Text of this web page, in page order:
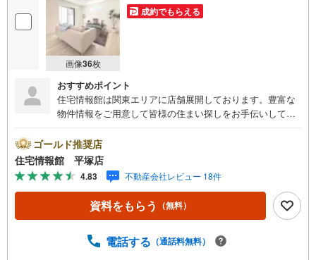
画像36枚
成約でもらえる
おすすめポイント
住宅情報館は関東エリアに店舗展開しております。豊富な
物件情報をご用意して皆様の住まい探しをお手伝いしてお
さい。【営業時間 10:00～19:00 火曜・水曜（祝日の場
合は営業いたします）】「資料請求」「内覧」のお問い合
わせは上記時間内ですとスムーズにご対応が可能です。ス
タッフ一同お客様のお問合せをお待ちしております。【住
宅ローン相談会】開催中無理のない住宅ローンの試算やご
購入の際にかかる諸費用の概算も行っております。しっか
気軽にご相談ください。お客様第一主義をモット-にお引越
ゴールド推奨店
住宅情報館 平塚店
4.83 不動産会社レビュー 18件
資料をもらう （無料）
電話する （通話料無料）